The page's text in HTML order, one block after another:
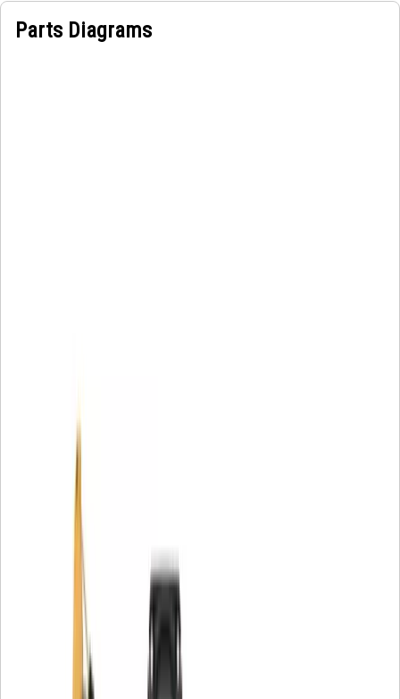
Parts Diagrams